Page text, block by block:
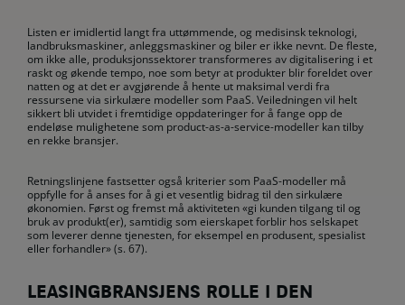
Listen er imidlertid langt fra uttømmende, og medisinsk teknologi,
landbruksmaskiner, anleggsmaskiner og biler er ikke nevnt. De fleste,
om ikke alle, produksjonssektorer transformeres av digitalisering i et
raskt og økende tempo, noe som betyr at produkter blir foreldet over
natten og at det er avgjørende å hente ut maksimal verdi fra
ressursene via sirkulære modeller som PaaS. Veiledningen vil helt
sikkert bli utvidet i fremtidige oppdateringer for å fange opp de
endeløse mulighetene som product-as-a-service-modeller kan tilby
en rekke bransjer.
Retningslinjene fastsetter også kriterier som PaaS-modeller må
oppfylle for å anses for å gi et vesentlig bidrag til den sirkulære
økonomien. Først og fremst må aktiviteten «gi kunden tilgang til og
bruk av produkt(er), samtidig som eierskapet forblir hos selskapet
som leverer denne tjenesten, for eksempel en produsent, spesialist
eller forhandler» (s. 67).
LEASINGBRANSJENS ROLLE I DEN